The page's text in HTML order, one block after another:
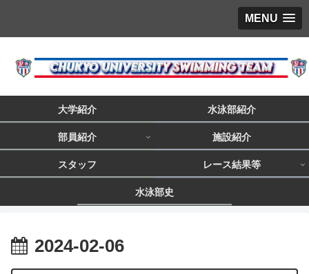
MENU
大学紹介 水泳部紹介
部員紹介 施設紹介
スタッフ レース結果等
水泳部史
2024-02-06